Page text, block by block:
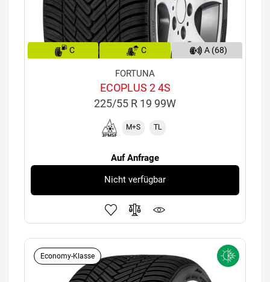
C C A (68)
FORTUNA
ECOPLUS 2 4S
225/55 R 19 99W
M+S TL
Auf Anfrage
Nicht verfügbar
Economy-Klasse